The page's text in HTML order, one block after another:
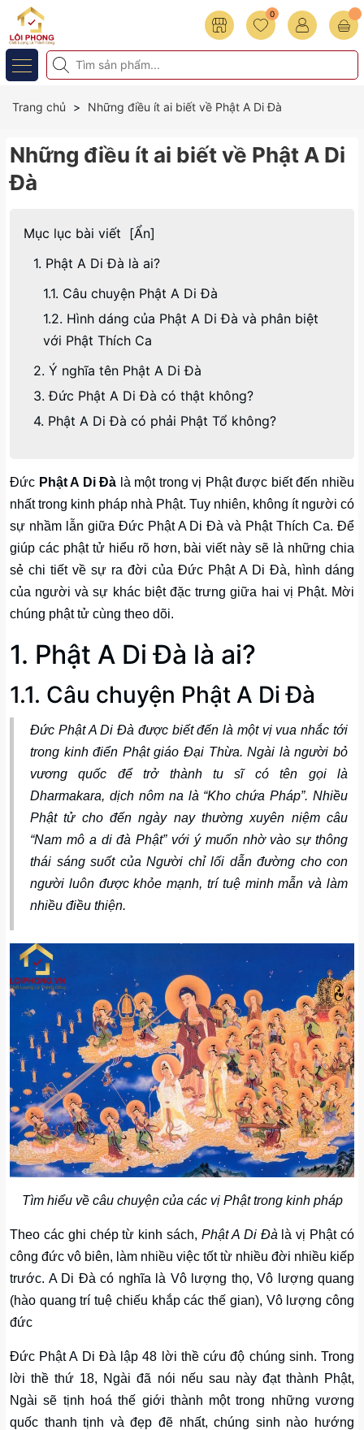
0
Trang chủ Những điều ít ai biết về Phật A Di Đà
Những điều ít ai biết về Phật A Di
Đà
Mục lục bài viết [Ẩn]
1. Phật A Di Đà là ai?
1.1. Câu chuyện Phật A Di Đà
1.2. Hình dáng của Phật A Di Đà và phân biệt
với Phật Thích Ca
2. Ý nghĩa tên Phật A Di Đà
3. Đức Phật A Di Đà có thật không?
4. Phật A Di Đà có phải Phật Tổ không?
Đức Phật A Di Đà là một trong vị Phật được biết đến nhiều
nhất trong kinh pháp nhà Phật. Tuy nhiên, không ít người có
sự nhầm lẫn giữa Đức Phật A Di Đà và Phật Thích Ca. Để
giúp các phật tử hiểu rõ hơn, bài viết này sẽ là những chia
sẻ chi tiết về sự ra đời của Đức Phật A Di Đà, hình dáng
của người và sự khác biệt đặc trưng giữa hai vị Phật. Mời
chúng phật tử cùng theo dõi.
1. Phật A Di Đà là ai?
1.1. Câu chuyện Phật A Di Đà
Đức Phật A Di Đà được biết đến là một vị vua nhắc tới
trong kinh điển Phật giáo Đại Thừa. Ngài là người bỏ
vương quốc để trở thành tu sĩ có tên gọi là
Dharmakara, dịch nôm na là “Kho chứa Pháp”. Nhiều
Phật tử cho đến ngày nay thường xuyên niệm câu
“Nam mô a di đà Phật” với ý muốn nhờ vào sự thông
thái sáng suốt của Người chỉ lối dẫn đường cho con
người luôn được khỏe mạnh, trí tuệ minh mẫn và làm
nhiều điều thiện.
Tìm hiểu về câu chuyện của các vị Phật trong kinh pháp
Theo các ghi chép từ kinh sách, Phật A Di Đà là vị Phật có
công đức vô biên, làm nhiều việc tốt từ nhiều đời nhiều kiếp
trước. A Di Đà có nghĩa là Vô lượng thọ, Vô lượng quang
(hào quang trí tuệ chiếu khắp các thế gian), Vô lượng công
đức
Đức Phật A Di Đà lập 48 lời thề cứu độ chúng sinh. Trong
lời thề thứ 18, Ngài đã nói nếu sau này đạt thành Phật,
Ngài sẽ tịnh hoá thế giới thành một trong những vương
quốc thanh tịnh và đẹp đẽ nhất, chúng sinh nào hướng